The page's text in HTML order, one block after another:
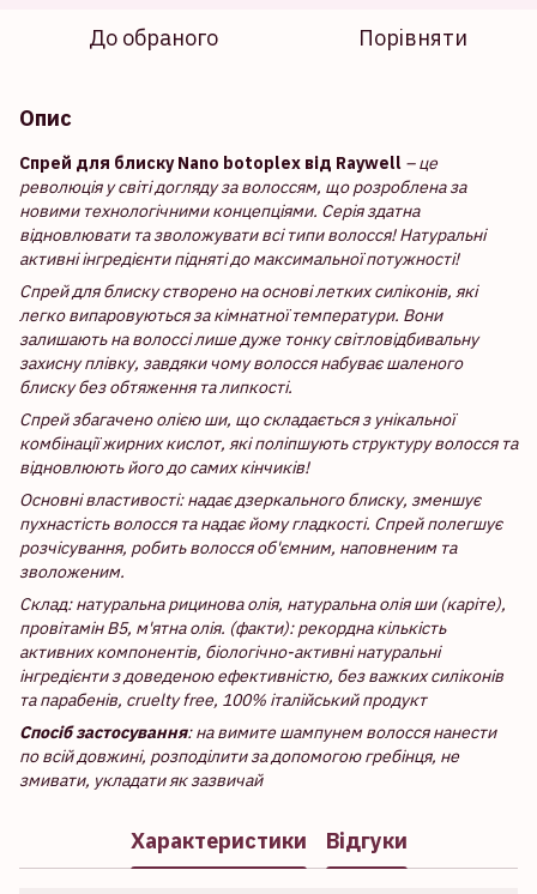
До обраного Порівняти
Опис
Спрей для блиску Nano botoplex від Raywell – це
революція у світі догляду за волоссям, що розроблена за
новими технологічними концепціями. Серія здатна
відновлювати та зволожувати всі типи волосся! Натуральні
активні інгредієнти підняті до максимальної потужності!
Спрей для блиску створено на основі летких силіконів, які
легко випаровуються за кімнатної температури. Вони
залишають на волоссі лише дуже тонку світловідбивальну
захисну плівку, завдяки чому волосся набуває шаленого
блиску без обтяження та липкості.
Спрей збагачено олією ши, що складається з унікальної
комбінації жирних кислот, які поліпшують структуру волосся та
відновлюють його до самих кінчиків!
Основні властивості: надає дзеркального блиску, зменшує
пухнастість волосся та надає йому гладкості. Спрей полегшує
розчісування, робить волосся об'ємним, наповненим та
зволоженим.
Склад: натуральна рицинова олія, натуральна олія ши (каріте),
провітамін В5, м'ятна олія. (факти): рекордна кількість
активних компонентів, біологічно-активні натуральні
інгредієнти з доведеною ефективністю, без важких силіконів
та парабенів, cruelty free, 100% італійський продукт
Спосіб застосування: на вимите шампунем волосся нанести
по всій довжині, розподілити за допомогою гребінця, не
змивати, укладати як зазвичай
Характеристики Відгуки